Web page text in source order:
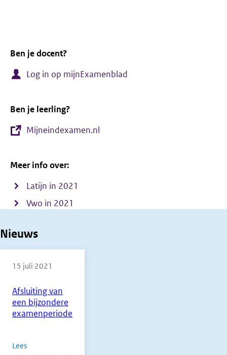
Ben je docent?
Log in op mijnExamenblad
Ben je leerling?
Mijneindexamen.nl
Meer info over:
Latijn in 2021
Vwo in 2021
Nieuws
Afsluiting van
een bijzondere
examenperiode
15 juli 2021
Lees